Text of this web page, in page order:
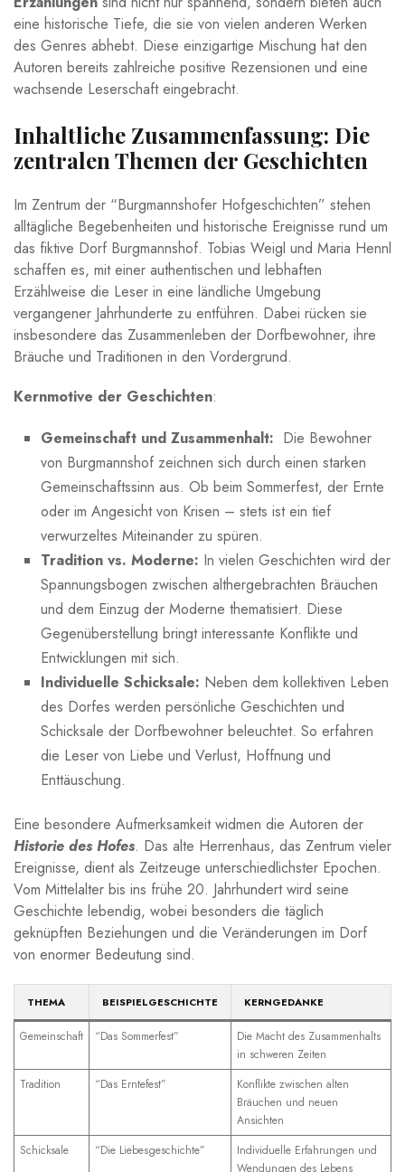
eine historische Tiefe, die sie von vielen‍ anderen Werken
des Genres ‌abhebt. Diese‍ einzigartige Mischung hat den
Autoren bereits zahlreiche ⁤positive Rezensionen und⁢ eine
wachsende Leserschaft eingebracht.
Inhaltliche Zusammenfassung: Die​
zentralen Themen der Geschichten
Im ⁤Zentrum ⁤der⁣ “Burgmannshofer Hofgeschichten” stehen
alltägliche ⁣Begebenheiten und​ historische Ereignisse rund um
das fiktive Dorf Burgmannshof. Tobias⁢ Weigl und Maria Hennl
schaffen es, mit einer authentischen und lebhaften
Erzählweise⁣ die Leser in eine ländliche Umgebung⁢
vergangener Jahrhunderte ‍zu‍ entführen. Dabei rücken sie
‌insbesondere das Zusammenleben der Dorfbewohner, ihre
Bräuche und ⁢Traditionen in den‌ Vordergrund.
Kernmotive der Geschichten:
Gemeinschaft und Zusammenhalt: ⁤ Die Bewohner
von Burgmannshof zeichnen sich durch einen⁤ starken
Gemeinschaftssinn aus. Ob beim Sommerfest, der Ernte
oder‍ im Angesicht von​ Krisen – stets⁣ ist⁣ ein tief
verwurzeltes Miteinander zu spüren.
Tradition vs. Moderne: In vielen Geschichten wird der
Spannungsbogen ‍zwischen althergebrachten Bräuchen
⁤und ⁤dem Einzug der Moderne thematisiert. Diese
Gegenüberstellung⁢ bringt interessante Konflikte und
Entwicklungen mit sich.
Individuelle Schicksale: Neben dem kollektiven​ Leben
des Dorfes werden persönliche​ Geschichten ‌und
Schicksale ‍der Dorfbewohner beleuchtet. So erfahren
die‍ Leser von Liebe und⁤ Verlust, Hoffnung​ und
Enttäuschung.
Eine besondere Aufmerksamkeit widmen​ die Autoren‌ der
Historie des Hofes. Das alte Herrenhaus, das Zentrum vieler
Ereignisse, dient‍ als Zeitzeuge ‍unterschiedlichster Epochen.
Vom Mittelalter bis⁣ ins⁤ frühe 20. ⁤Jahrhundert wird seine
Geschichte ⁣lebendig, wobei⁢ besonders die​ täglich‌
geknüpften Beziehungen und die Veränderungen im Dorf
von enormer Bedeutung​ sind.
THEMA BEISPIELGESCHICHTE KERNGEDANKE
Gemeinschaft “Das Sommerfest”
Die Macht des Zusammenhalts
in schweren Zeiten
Tradition
“Das Erntefest”
Konflikte zwischen alten
Bräuchen ‌und neuen​
Ansichten
Schicksale
“Die‌ Liebesgeschichte”
Individuelle Erfahrungen und
Wendungen des Lebens